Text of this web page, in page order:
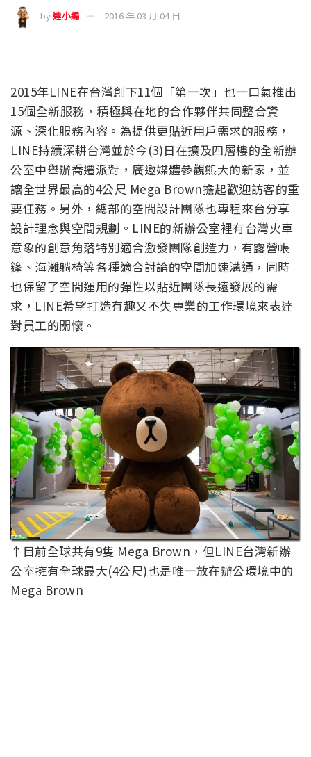
by達小編 2016 年 03 月 04 日
2015年LINE在台灣創下11個「第一次」也一口氣推出
15個全新服務，積極與在地的合作夥伴共同整合資
源、深化服務內容。為提供更貼近用戶需求的服務，
LINE持續深耕台灣並於今(3)日在擴及四層樓的全新辦
公室中舉辦喬遷派對，廣邀媒體參觀熊大的新家，並
讓全世界最高的4公尺 Mega Brown擔起歡迎訪客的重
要任務。另外，總部的空間設計團隊也專程來台分享
設計理念與空間規劃。LINE的新辦公室裡有台灣火車
意象的創意角落特別適合激發團隊創造力，有露營帳
篷、海灘躺椅等各種適合討論的空間加速溝通，同時
也保留了空間運用的彈性以貼近團隊長遠發展的需
求，LINE希望打造有趣又不失專業的工作環境來表達
對員工的關懷。
↑目前全球共有9隻 Mega Brown，但LINE台灣新辦
公室擁有全球最大(4公尺)也是唯一放在辦公環境中的
Mega Brown